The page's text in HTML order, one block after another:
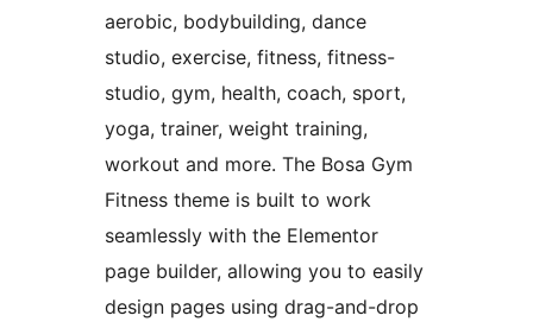
aerobic, bodybuilding, dance
studio, exercise, fitness, fitness-
studio, gym, health, coach, sport,
yoga, trainer, weight training,
workout and more. The Bosa Gym
Fitness theme is built to work
seamlessly with the Elementor
page builder, allowing you to easily
design pages using drag-and-drop